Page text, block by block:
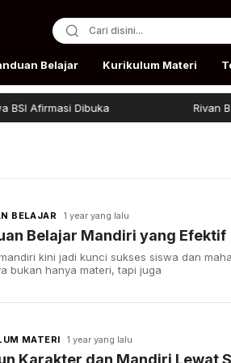
Belajar Kurikulum Materi
Afirmasi Dibuka Rivan
BELAJAR 1 year yang lalu
Belajar Mandiri yang Efektif
kini jadi kunci sukses siswa dan
bukan hanya materi, tapi juga
MATERI 1 year yang lalu
Karakter dan Mandiri Lewat